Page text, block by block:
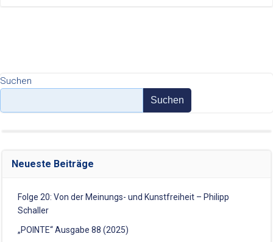
Suchen
Suchen
Neueste Beiträge
Folge 20: Von der Meinungs- und Kunstfreiheit – Philipp
Schaller
„POINTE“ Ausgabe 88 (2025)